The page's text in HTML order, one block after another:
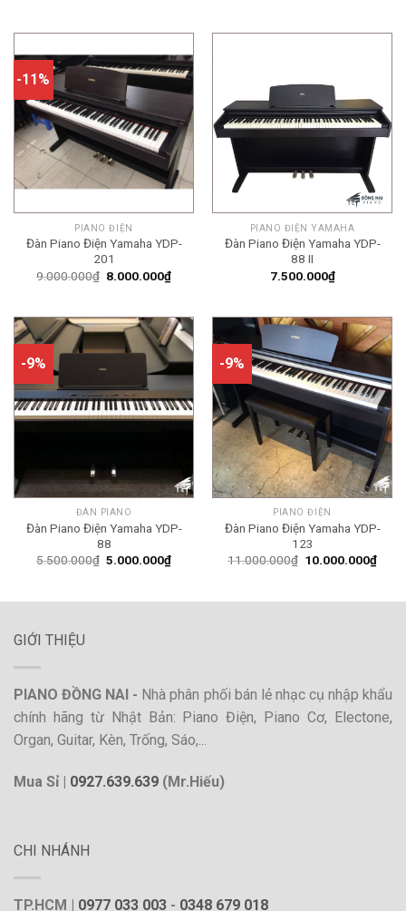
đến
-11%
PIANO ĐIỆN
Đàn Piano Điện Yamaha YDP-
201
9.000.000₫ Giá
8.000.000₫Giá
8.000.000₫.
PIANO ĐIỆN YAMAHA
Đàn Piano Điện Yamaha YDP-
88 II
7.500.000₫
-9%
ĐÀN PIANO
Đàn Piano Điện Yamaha YDP-
88
5.500.000₫ Giá
5.000.000₫Giá
5.000.000₫.
-9%
PIANO ĐIỆN
Đàn Piano Điện Yamaha YDP-
123
11.000.000₫ Giá
10.000.000₫Giá
GIỚI THIỆU
PIANO ĐỒNG NAI - Nhà phân phối bán lẻ nhạc cụ nhập khẩu
chính hãng từ Nhật Bản: Piano Điện, Piano Cơ, Electone,
Organ, Guitar, Kèn, Trống, Sáo,...
Mua Sỉ | 0927.639.639 (Mr.Hiếu)
CHI NHÁNH
TP.HCM | 0977 033 003 - 0348 679 018